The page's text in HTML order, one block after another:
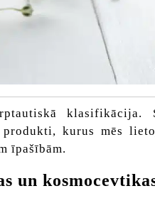
klasifikācija.
kurus mēs
īpašībām.
un